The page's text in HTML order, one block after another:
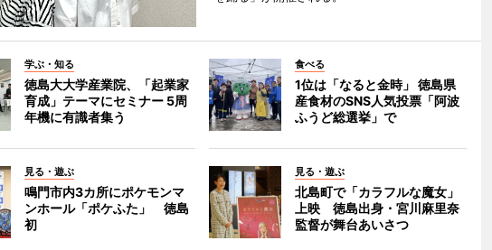
学ぶ・知る
徳島大大学産業院、「起業家
育成」テーマにセミナー 5周
年機に有識者集う
食べる
1位は「なると金時」 徳島県
産食材のSNS人気投票「阿波
ふうど総選挙」で
見る・遊ぶ
鳴門市内3カ所にポケモンマ
ンホール「ポケふた」 徳島
初
見る・遊ぶ
北島町で「カラフルな魔女」
上映 徳島出身・宮川麻里奈
監督が舞台あいさつ